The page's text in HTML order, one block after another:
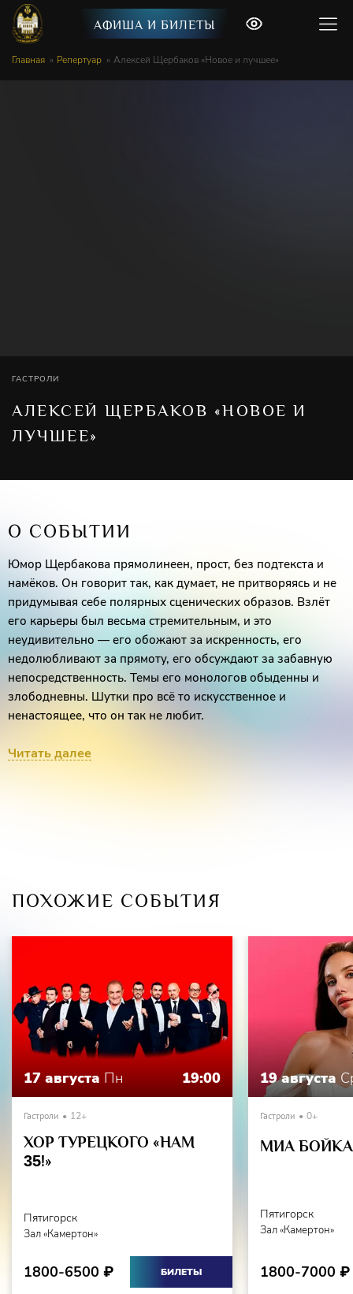
АФИША И БИЛЕТЫ
Главная Репертуар Алексей Щербаков «Новое и лучшее»
ГАСТРОЛИ
АЛЕКСЕЙ ЩЕРБАКОВ «НОВОЕ И
ЛУЧШЕЕ»
О СОБЫТИИ
Юмор Щербакова прямолинеен, прост, без подтекста и
намёков. Он говорит так, как думает, не притворяясь и не
придумывая себе полярных сценических образов. Взлёт
его карьеры был весьма стремительным, и это
неудивительно — его обожают за искренность, его
недолюбливают за прямоту, его обсуждают за забавную
непосредственность. Темы его монологов обыденны и
злободневны. Шутки про всё то искусственное и
ненастоящее, что он так не любит.
Возрастное ограничение 18+
Читать далее
ПОХОЖИЕ СОБЫТИЯ
17 августа Пн 19:00
Гастроли 12+
ХОР ТУРЕЦКОГО «НАМ
35!»
Пятигорск
Зал «Камертон»
1800-6500 ₽ БИЛЕТЫ
19 августа
Гастроли 0+
МИА БОЙКА
Пятигорск
Зал «Камертон»
1800-7000 ₽